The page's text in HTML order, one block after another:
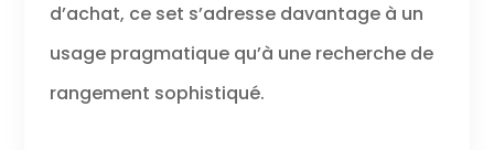
d’achat, ce set s’adresse davantage à un
usage pragmatique qu’à une recherche de
rangement sophistiqué.